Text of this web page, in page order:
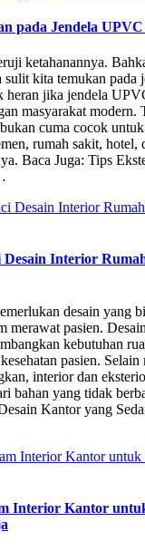
pada Jendela
ketahanannya.
kita temukan pada
heran jika jendela
masyarakat modern.
cuma cocok
rumah sakit, hotel,
Baca Juga: Tips
Desain Interior
desain yang
merawat pasien.
kebutuhan
pasien.
interior dan
bahan yang tidak
Kantor yang
Interior Kantor